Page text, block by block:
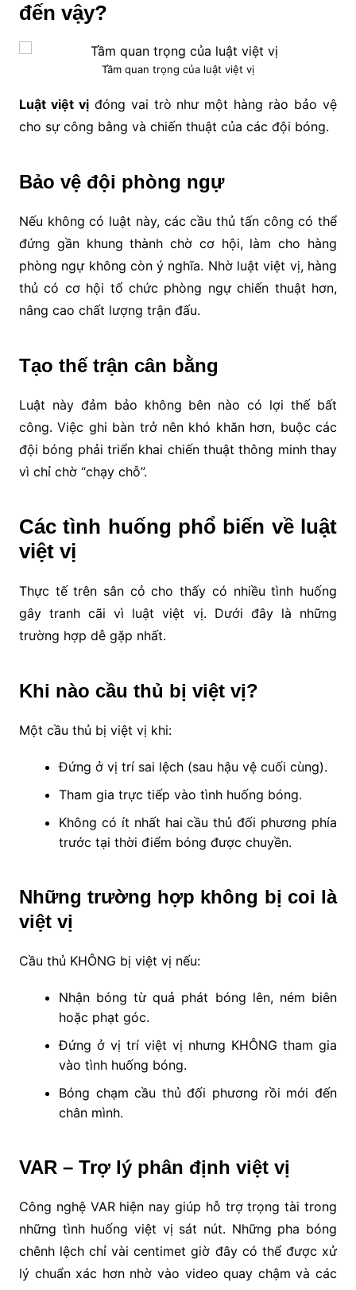
đến vậy?
Tầm quan trọng của luật việt vị
Luật việt vịđóng vai trò như một hàng rào bảo vệ
cho sự công bằng và chiến thuật của các đội bóng.
Bảo vệ đội phòng ngự
Nếu không có luật này, các cầu thủ tấn công có thể
đứng gần khung thành chờ cơ hội, làm cho hàng
phòng ngự không còn ý nghĩa. Nhờ luật việt vị, hàng
thủ có cơ hội tổ chức phòng ngự chiến thuật hơn,
nâng cao chất lượng trận đấu.
Tạo thế trận cân bằng
Luật này đảm bảo không bên nào có lợi thế bất
công. Việc ghi bàn trở nên khó khăn hơn, buộc các
đội bóng phải triển khai chiến thuật thông minh thay
vì chỉ chờ “chạy chỗ”.
Các tình huống phổ biến về luật
việt vị
Thực tế trên sân cỏ cho thấy có nhiều tình huống
gây tranh cãi vì luật việt vị. Dưới đây là những
trường hợp dễ gặp nhất.
Khi nào cầu thủ bị việt vị?
Một cầu thủ bị việt vị khi:
Đứng ở vị trí sai lệch (sau hậu vệ cuối cùng).
Tham gia trực tiếp vào tình huống bóng.
Không có ít nhất hai cầu thủ đối phương phía
trước tại thời điểm bóng được chuyền.
Những trường hợp không bị coi là
việt vị
Cầu thủ KHÔNG bị việt vị nếu:
Nhận bóng từ quả phát bóng lên, ném biên
hoặc phạt góc.
Đứng ở vị trí việt vị nhưng KHÔNG tham gia
vào tình huống bóng.
Bóng chạm cầu thủ đối phương rồi mới đến
chân mình.
VAR – Trợ lý phân định việt vị
Công nghệ VAR hiện nay giúp hỗ trợ trọng tài trong
những tình huống việt vị sát nút. Những pha bóng
chênh lệch chỉ vài centimet giờ đây có thể được xử
lý chuẩn xác hơn nhờ vào video quay chậm và các